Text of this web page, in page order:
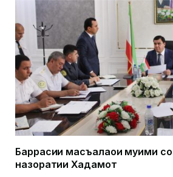
Баррасии масъалаҳои муҳими
назоратии Хадамот